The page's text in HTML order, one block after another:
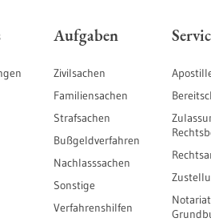
Aufgaben
Zivilsachen
Familiensachen
Strafsachen
Bußgeldverfahren
Nachlasssachen
Sonstige
Verfahrenshilfen